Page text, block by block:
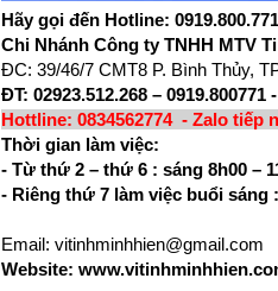
Hãy gọi đến Hotline: 0919.800.771
Chi Nhánh Công ty TNHH MTV
ĐC: 39/46/7 CMT8 P. Bình Thủy,
ĐT: 02923.512.268 – 0919.800771
Hottline: 0834562774 - Zalo tiếp
Thời gian làm việc:
- Từ thứ 2 – thứ 6 : sáng 8h00 –
- Riêng thứ 7 làm việc buổi sáng
Email: vitinhminhhien@gmail.com
Website: